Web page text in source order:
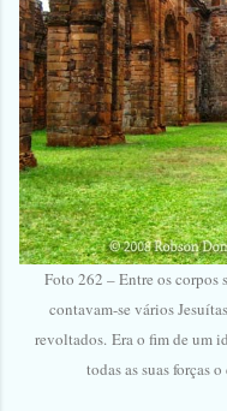
Foto 262 – Entre os corpos
contavam-se vários
revoltados. Era o fim de um
todas as suas forças